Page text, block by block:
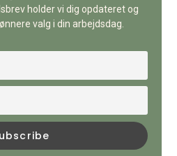
holder vi dig opdateret og
valg i din arbejdsdag.